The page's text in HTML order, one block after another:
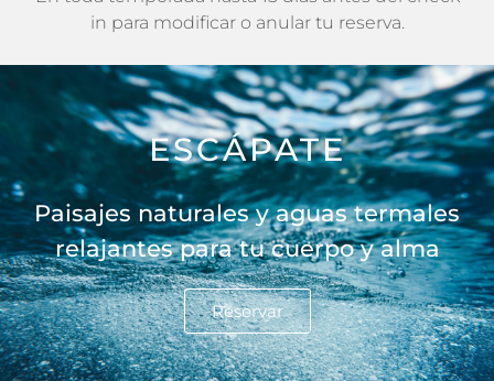
in para modificar o anular tu reserva.
ESCÁPATE
Paisajes naturales y aguas termales
relajantes para tu cuerpo y alma
Reservar